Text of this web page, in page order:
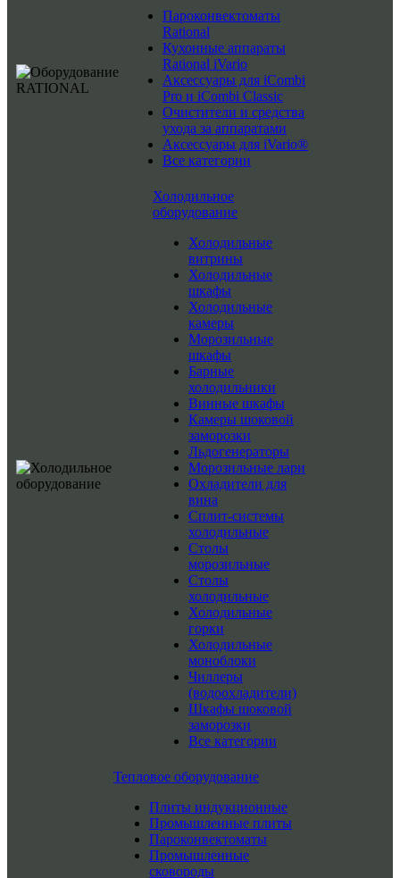
Пароконвектоматы
Rational
Кухонные аппараты
Rational iVario
Аксессуары для iCombi
Pro и iCombi Classic
Очистители и средства
ухода за аппаратами
Аксессуары для iVario®
Все категории
Холодильное
оборудование
Холодильные
витрины
Холодильные
шкафы
Холодильные
камеры
Морозильные
шкафы
Барные
холодильники
Винные шкафы
Камеры шоковой
заморозки
Льдогенераторы
Морозильные лари
Охладители для
вина
Сплит-системы
холодильные
Столы
морозильные
Столы
холодильные
Холодильные
горки
Холодильные
моноблоки
Чиллеры
(водоохладители)
Шкафы шоковой
заморозки
Все категории
Тепловое оборудование
Плиты индукционные
Промышленные плиты
Пароконвектоматы
Промышленные
сковороды